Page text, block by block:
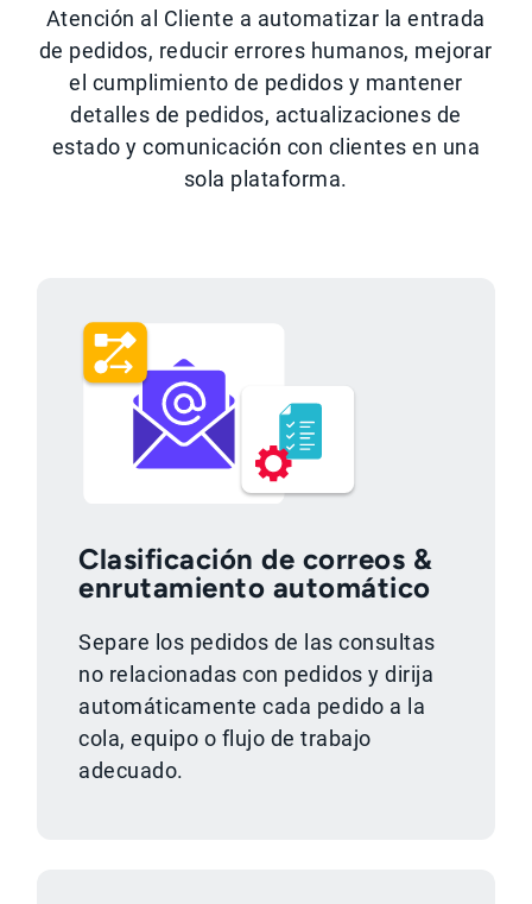
Atención al Cliente a automatizar la entrada
de pedidos, reducir errores humanos, mejorar
el cumplimiento de pedidos y mantener
detalles de pedidos, actualizaciones de
estado y comunicación con clientes en una
sola plataforma.
Clasificación de correos &
enrutamiento automático
Separe los pedidos de las consultas
no relacionadas con pedidos y dirija
automáticamente cada pedido a la
cola, equipo o flujo de trabajo
adecuado.